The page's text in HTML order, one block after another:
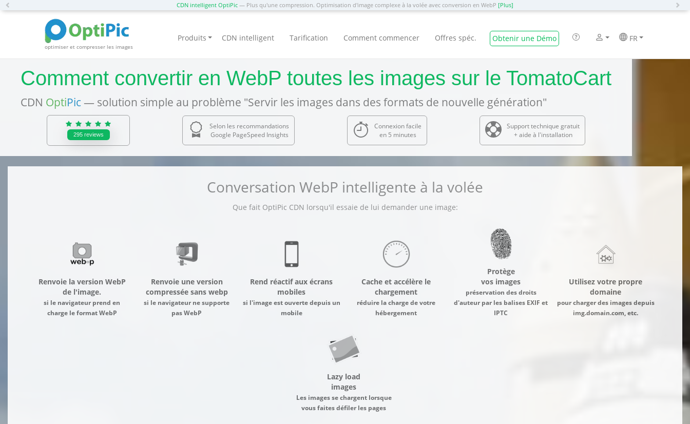
CDN intelligent OptiPic — Plus qu'une compression. Optimisation d'image complexe à la volée avec conversion en WebP [Plus]
optimiser et compresser les images
Produits CDN intelligent Tarification Comment commencer Offres spéc. Obtenir une Démo FR
Comment convertir en WebP toutes les images sur le TomatoCart
CDN OptiPic — solution simple au problème "Servir les images dans des formats de nouvelle génération"
295 reviews
Selon les recommandations
Google PageSpeed Insights
Connexion facile
en 5 minutes
Support technique gratuit
+ aide à l'installation
Conversation WebP intelligente à la volée
Que fait OptiPic CDN lorsqu'il essaie de lui demander une image:
Renvoie la version WebP
de l'image.
si le navigateur prend en
charge le format WebP
Renvoie une version
compressée sans webp
si le navigateur ne supporte
pas WebP
Rend réactif aux écrans
mobiles
si l'image est ouverte depuis un
mobile
Cache et accélère le
chargement
réduire la charge de votre
hébergement
Protège
vos images
préservation des droits
d'auteur par les balises EXIF et
IPTC
Utilisez votre propre
domaine
pour charger des images depuis
img.domain.com, etc.
Lazy load
images
Les images se chargent lorsque
vous faites défiler les pages